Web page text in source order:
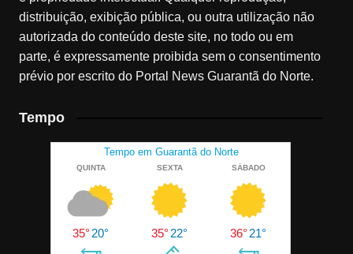
distribuição, exibição pública, ou outra utilização não
autorizada do conteúdo deste site, no todo ou em
parte, é expressamente proibida sem o consentimento
prévio por escrito do Portal News Guarantã do Norte.
Tempo